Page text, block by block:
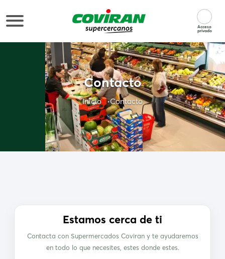
Acceso
privado
Contacto
Inicio Contacto
Estamos cerca de ti
Contacta con Supermercados Coviran y te ayudaremos
en todo lo que necesites, estes donde estes.